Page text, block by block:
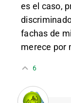
es el caso,
fachas de
merece por
6